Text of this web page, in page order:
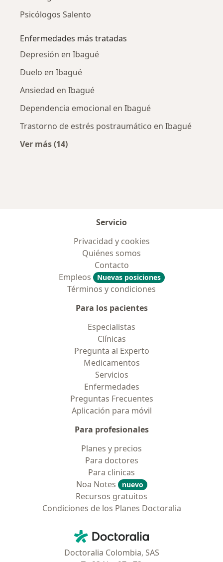
Psicólogos Salento
Enfermedades más tratadas
Depresión en Ibagué
Duelo en Ibagué
Ansiedad en Ibagué
Dependencia emocional en Ibagué
Trastorno de estrés postraumático en Ibagué
Ver más (14)
Servicio
Privacidad y cookies
Quiénes somos
Contacto
Empleos
Nuevas posiciones
Términos y condiciones
Para los pacientes
Especialistas
Clínicas
Pregunta al Experto
Medicamentos
Servicios
Enfermedades
Preguntas Frecuentes
Aplicación para móvil
Para profesionales
Planes y precios
Para doctores
Para clinicas
Noa Notes
nuevo
Recursos gratuitos
Condiciones de los Planes Doctoralia
Doctoralia - Página de inicio
Doctoralia Colombia, SAS